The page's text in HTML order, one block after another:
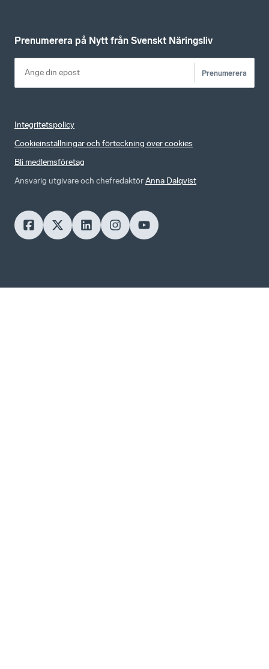
Prenumerera på Nytt från Svenskt Näringsliv
Prenumerera
Integritetspolicy
Cookieinställningar och förteckning över cookies
Bli medlemsföretag
Ansvarig utgivare och chefredaktörAnna Dalqvist